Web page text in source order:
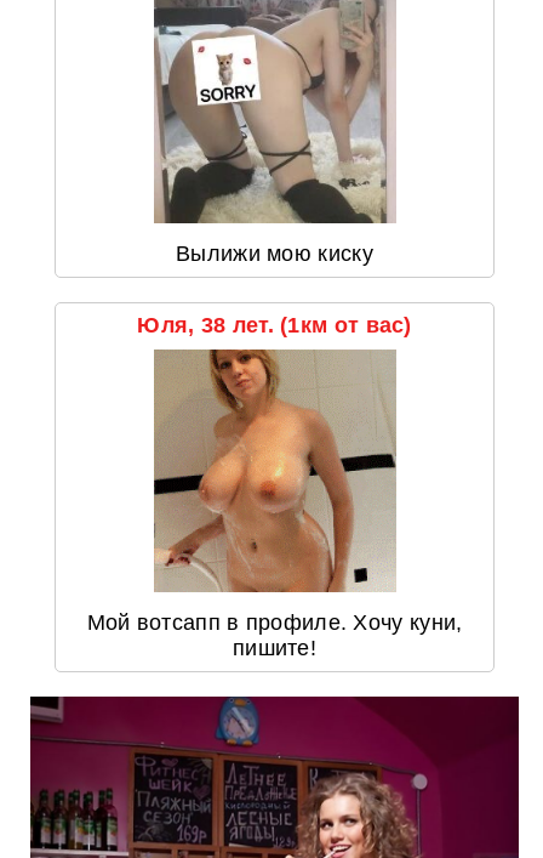
Вылижи мою киску
Юля, 38 лет. (1км от вас)
Мой вотсапп в профиле. Хочу куни,
пишите!